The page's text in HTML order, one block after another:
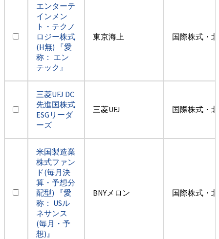
エンターテ
インメン
ト・テクノ
ロジー株式
(H無) 『愛
称： エン
テック』
東京海上 国際株式・
三菱UFJ DC
先進国株式
ESGリーダ
ーズ
三菱UFJ 国際株式・
米国製造業
株式ファン
ド(毎月決
算・予想分
配型) 『愛
称： USル
ネサンス
(毎月・予
想)』
BNYメロン 国際株式・